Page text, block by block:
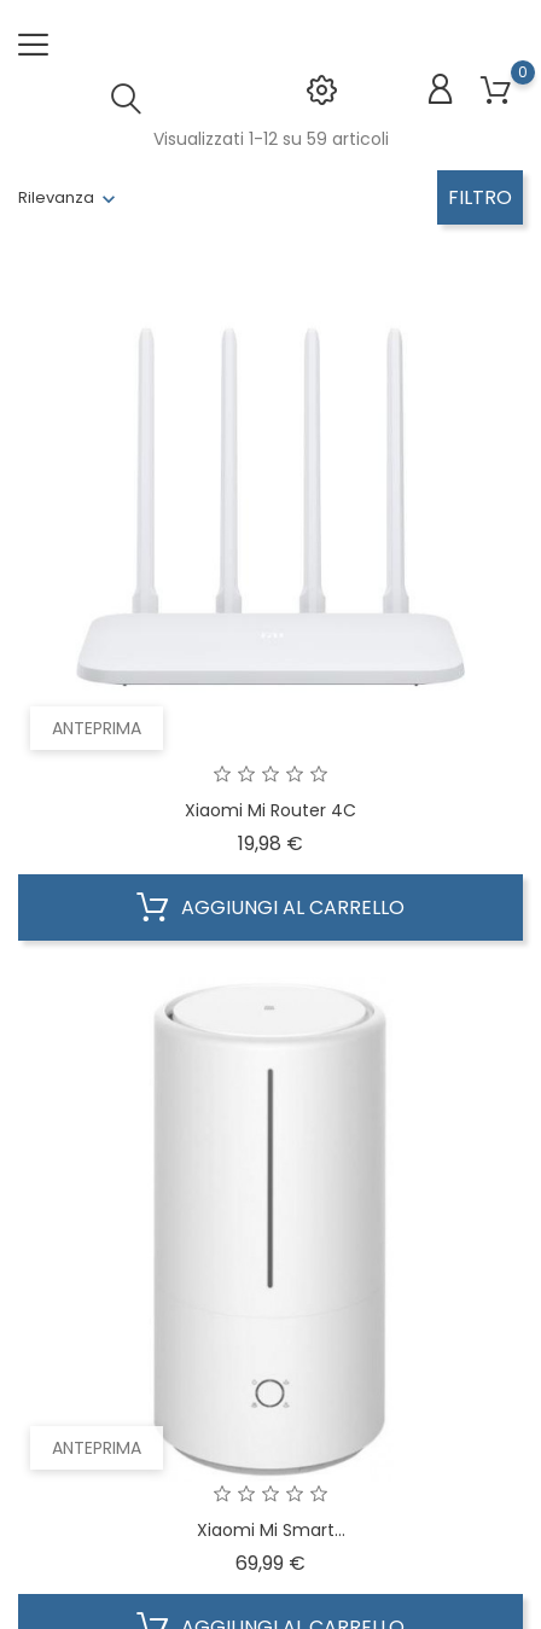
0
Rilevanza FILTRO
Visualizzati 1-12 su 59 articoli
ANTEPRIMA
Xiaomi Mi Router 4C
19,98 €
AGGIUNGI AL CARRELLO
ANTEPRIMA
Xiaomi Mi Smart...
69,99 €